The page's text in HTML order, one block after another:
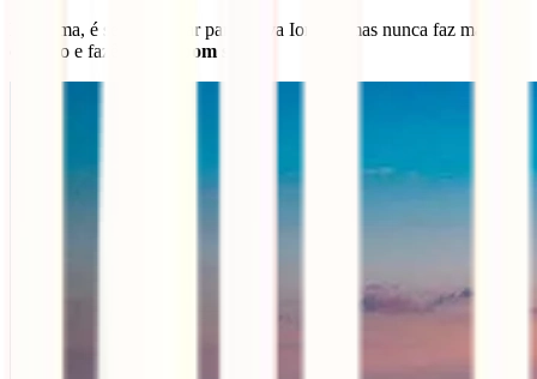
Em suma, é seguro viajar para Nova Iorque, mas nunca faz mal ter
cuidado e fazê-lo com
bom senso